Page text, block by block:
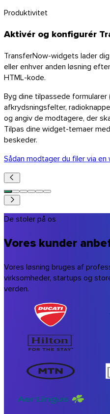
Produktivitet
Aktivér og konfigurér
TransferNow-widgets lader
eller enhver anden løsning
HTML-kode.
Byg dine tilpassede
afkrydsningsfelter,
og angiv de modtagere, der
Tilpas dine widget-temaer
beskeder.
Sådan modtager du filer via
De stoler på os
Vores kunder
Vores løsning bruges af
virksomheder, startups og
verden.